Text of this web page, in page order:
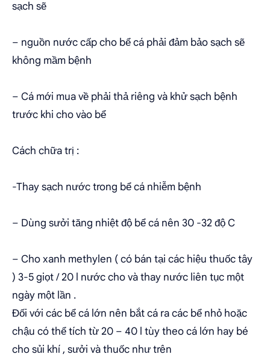
sạch sẽ
– nguồn nước cấp cho bể cá phải đảm bảo sạch sẽ
không mầm bệnh
– Cá mới mua về phải thả riêng và khử sạch bệnh
trước khi cho vào bể
Cách chữa trị :
-Thay sạch nước trong bể cá nhiễm bệnh
– Dùng sưởi tăng nhiệt độ bể cá nên 30 -32 độ C
– Cho xanh methylen ( có bán tại các hiệu thuốc tây
) 3-5 giọt / 20 l nước cho và thay nước liên tục một
ngày một lần .
Đối với các bể cá lớn nên bắt cá ra các bể nhỏ hoặc
chậu có thể tích từ 20 – 40 l tùy theo cá lớn hay bé
cho sủi khí , sưởi và thuốc như trên